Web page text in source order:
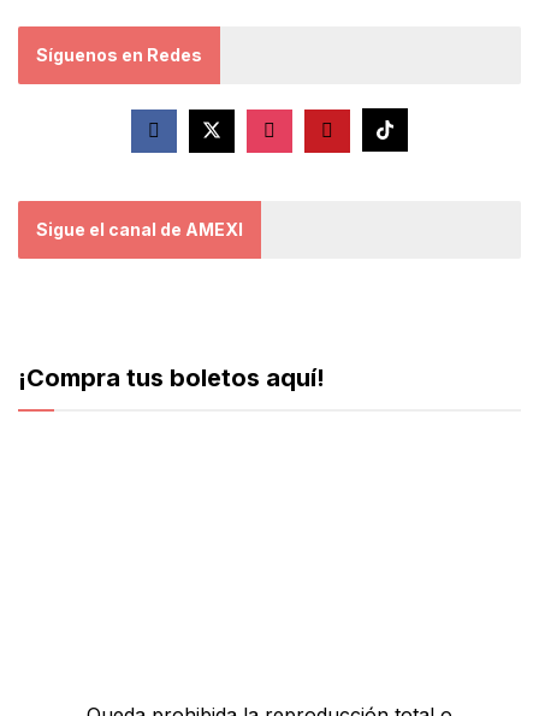
Síguenos en Redes
Sigue el canal de AMEXI
¡Compra tus boletos aquí!